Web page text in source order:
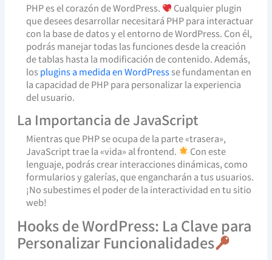
PHP es el corazón de WordPress.
Cualquier plugin
que desees desarrollar necesitará PHP para interactuar
con la base de datos y el entorno de WordPress. Con él,
podrás manejar todas las funciones desde la creación
de tablas hasta la modificación de contenido. Además,
losplugins a medida en WordPressse fundamentan en
la capacidad de PHP para personalizar la experiencia
del usuario.
La Importancia de JavaScript
Mientras que PHP se ocupa de la parte «trasera»,
JavaScript trae la «vida» al frontend.
Con este
lenguaje, podrás crear interacciones dinámicas, como
formularios y galerías, que engancharán a tus usuarios.
¡No subestimes el poder de la interactividad en tu sitio
web!
Hooks de WordPress: La Clave para
Personalizar Funcionalidades